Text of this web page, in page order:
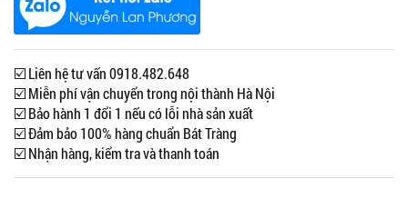
☑️ Liên hệ tư vấn 0918.482.648
☑️ Miễn phí vận chuyển trong nội thành Hà Nội
☑️ Bảo hành 1 đổi 1 nếu có lỗi nhà sản xuất
☑️ Đảm bảo 100% hàng chuẩn Bát Tràng
☑️ Nhận hàng, kiểm tra và thanh toán